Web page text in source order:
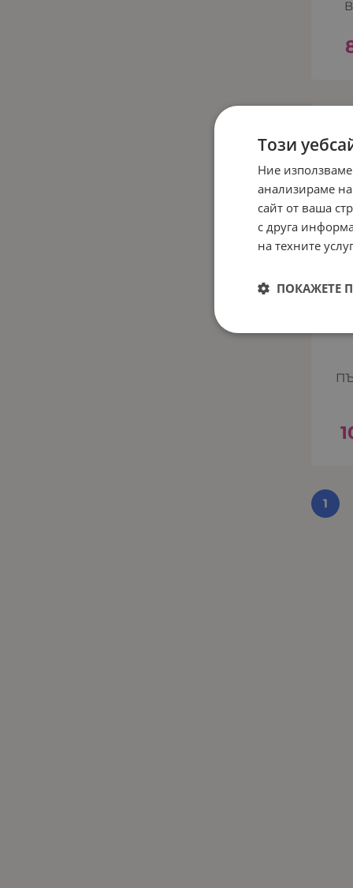
1
Този
Ние
анализираме
сайт от ваша
с друга
на техните
ПОКАЖЕТЕ